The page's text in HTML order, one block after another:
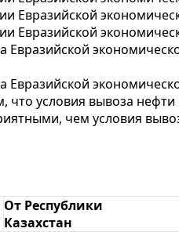
Евразийской
Евразийской
Евразийской
Евразийской
условия вывоза
чем условия
От Республики
Казахстан